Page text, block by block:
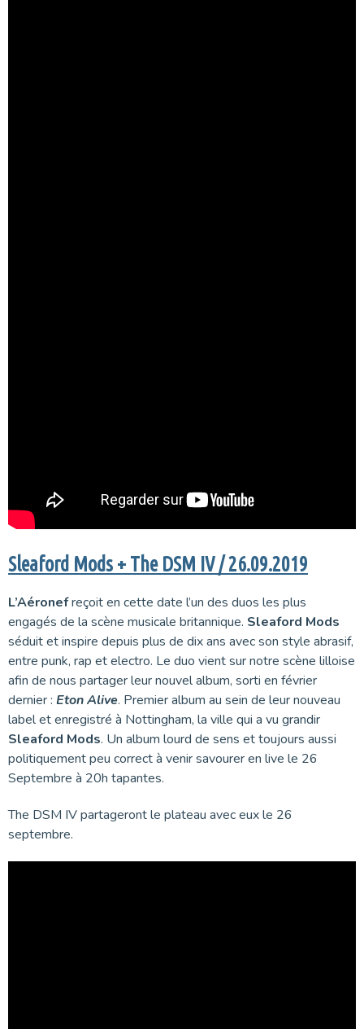
Sleaford Mods + The DSM IV / 26.09.2019
L’Aéronefreçoit en cette date l’un des duos les plus
engagés de la scène musicale britannique. Sleaford Mods
séduit et inspire depuis plus de dix ans avec son style abrasif,
entre punk, rap et electro. Le duo vient sur notre scène lilloise
afin de nous partager leur nouvel album, sorti en février
dernier : Eton Alive. Premier album au sein de leur nouveau
label et enregistré à Nottingham, la ville qui a vu grandir
Sleaford Mods. Un album lourd de sens et toujours aussi
politiquement peu correct à venir savourer en live le 26
Septembre à 20h tapantes.
The DSM IV partageront le plateau avec eux le 26
septembre.